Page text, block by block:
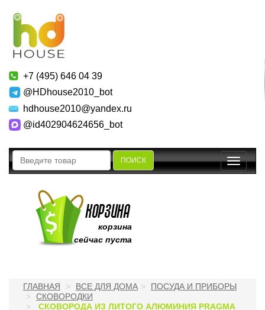
+7 (495) 646 04 39
@HDhouse2010_bot
hdhouse2010@yandex.ru
@id402904624656_bot
ПОИСК
Toggle
корзина
сейчас пуста
ГЛАВНАЯ ВСЕ ДЛЯ ДОМА
ПОСУДА И ПРИБОРЫ
СКОВОРОДКИ
СКОВОРОДА ИЗ ЛИТОГО АЛЮМИНИЯ PRAGMA